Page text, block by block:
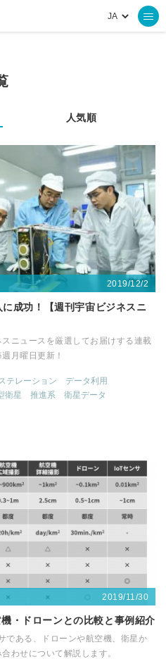
人気順
2019/12/2
成功！【週刊宇宙ビジネスニ
ニュースを厳選してお届けする連載
月曜日更新！
テレーション
データ利用
衛星 推進系
衛星データ
2019/11/30
・ドローンとの比較と事例紹介
である、ドローンや航空機、衛星か
わせについて解説します。